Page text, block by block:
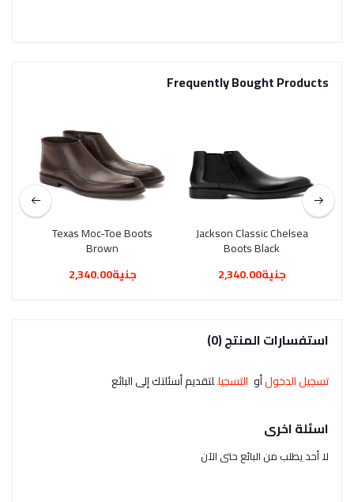
Frequently Bought Products
Jackson Classic Chelsea
Boots Black
جنية2,340.00
Texas Moc-Toe Boots
Brown
جنية2,340.00
استفسارات المنتج (0)
تسجيل الدخولأو التسجيللتقديم أسئلتك إلى البائع
اسئلة اخرى
لا أحد يطلب من البائع حتى الآن